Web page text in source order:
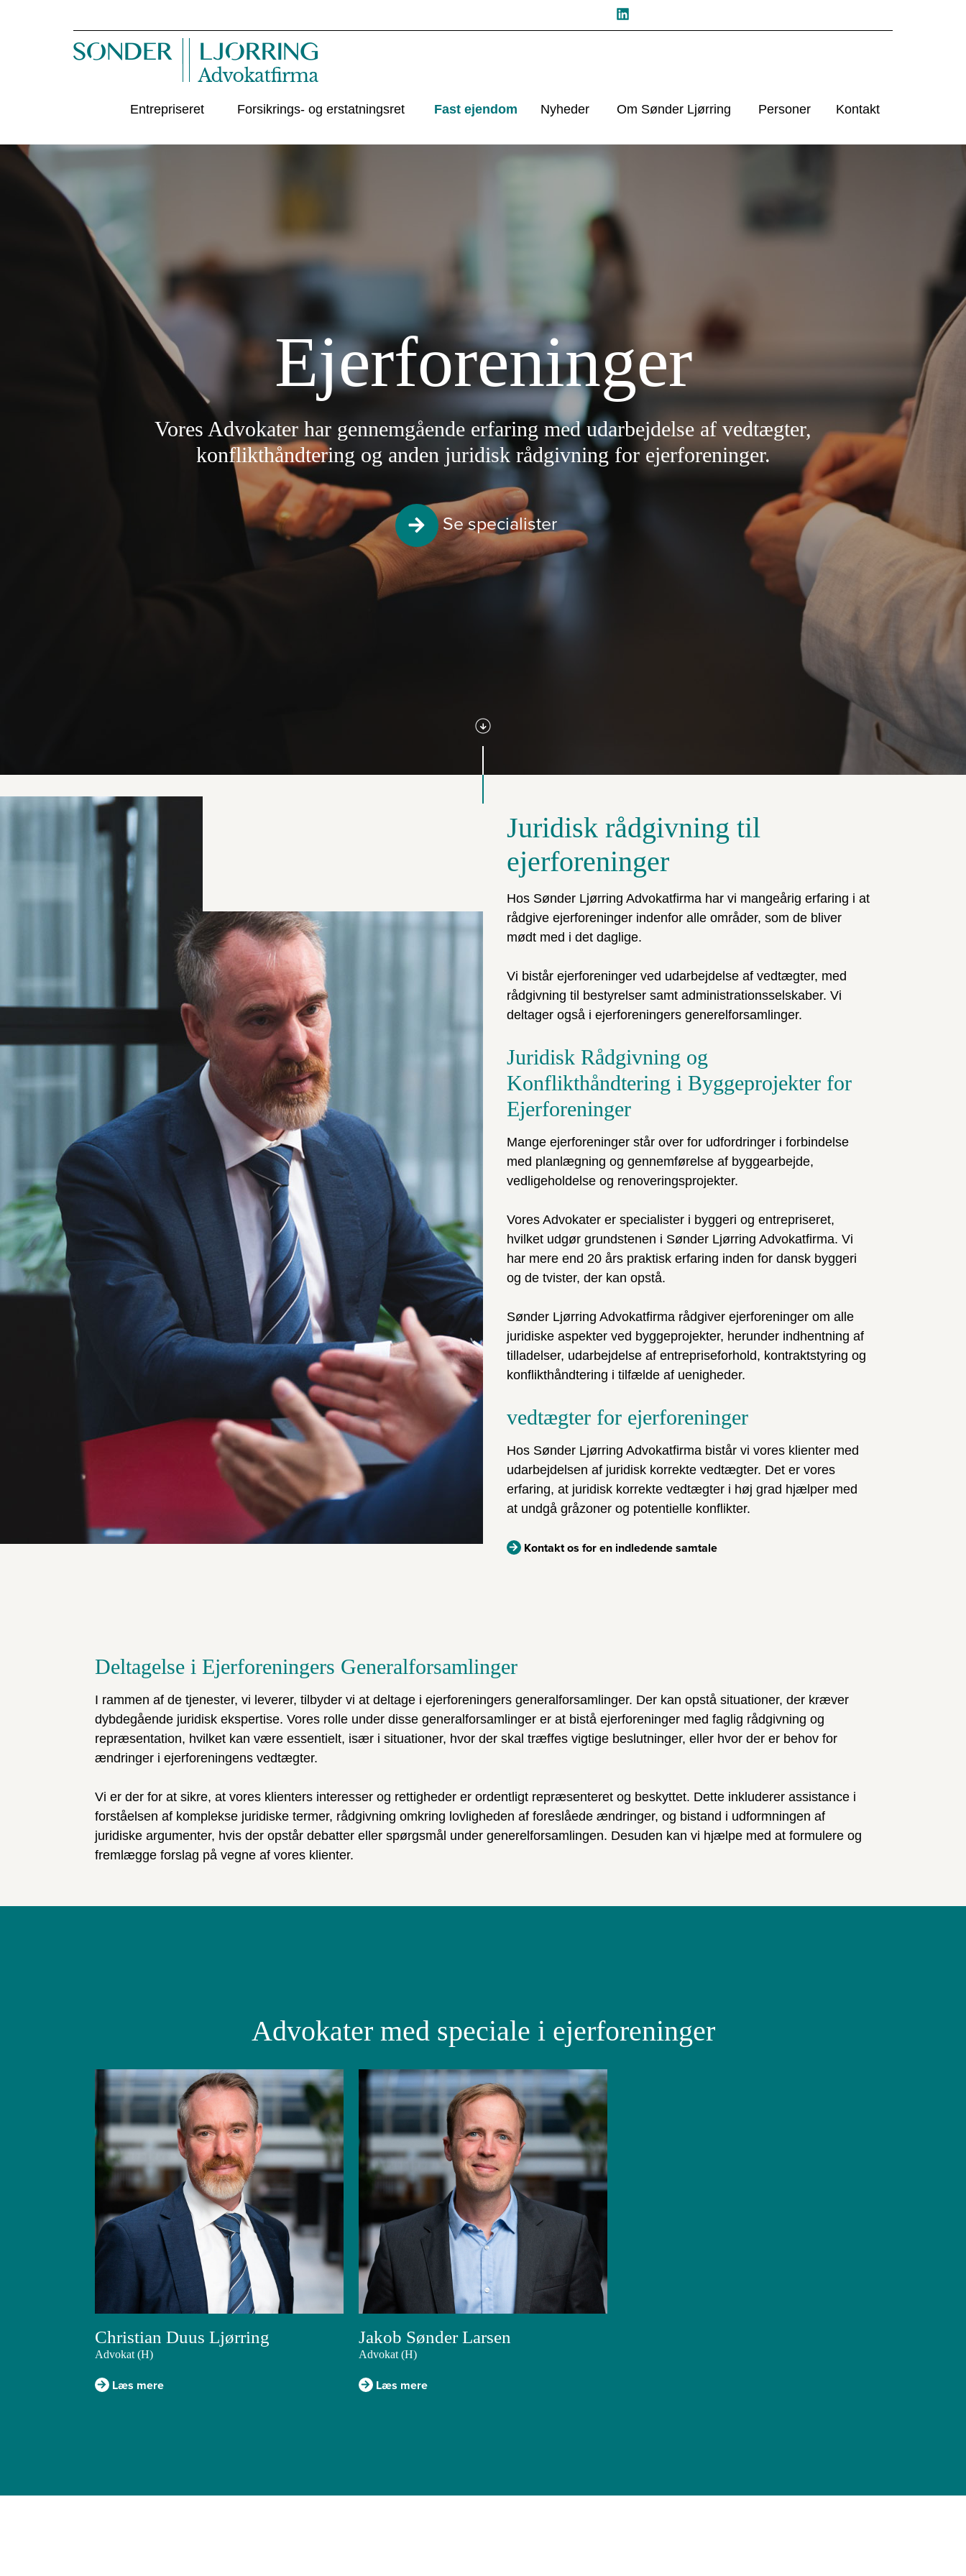
Entrepriseret Forsikrings- og erstatningsret Fast ejendom Nyheder Om Sønder Ljørring Personer Kontakt
Ejerforeninger
Vores Advokater har gennemgående erfaring med udarbejdelse af vedtægter,
konflikthåndtering og anden juridisk rådgivning for ejerforeninger.
Se specialister
Juridisk rådgivning til
ejerforeninger
Hos Sønder Ljørring Advokatfirma har vi mangeårig erfaring i at
rådgive ejerforeninger indenfor alle områder, som de bliver
mødt med i det daglige.
Vi bistår ejerforeninger ved udarbejdelse af vedtægter, med
rådgivning til bestyrelser samt administrationsselskaber. Vi
deltager også i ejerforeningers generelforsamlinger.
Juridisk Rådgivning og
Konflikthåndtering i Byggeprojekter for
Ejerforeninger
Mange ejerforeninger står over for udfordringer i forbindelse
med planlægning og gennemførelse af byggearbejde,
vedligeholdelse og renoveringsprojekter.
Vores Advokater er specialister i byggeri og entrepriseret,
hvilket udgør grundstenen i Sønder Ljørring Advokatfirma. Vi
har mere end 20 års praktisk erfaring inden for dansk byggeri
og de tvister, der kan opstå.
Sønder Ljørring Advokatfirma rådgiver ejerforeninger om alle
juridiske aspekter ved byggeprojekter, herunder indhentning af
tilladelser, udarbejdelse af entrepriseforhold, kontraktstyring og
konflikthåndtering i tilfælde af uenigheder.
vedtægter for ejerforeninger
Hos Sønder Ljørring Advokatfirma bistår vi vores klienter med
udarbejdelsen af juridisk korrekte vedtægter. Det er vores
erfaring, at juridisk korrekte vedtægter i høj grad hjælper med
at undgå gråzoner og potentielle konflikter.
Kontakt os for en indledende samtale
Deltagelse i Ejerforeningers Generalforsamlinger
I rammen af de tjenester, vi leverer, tilbyder vi at deltage i ejerforeningers generalforsamlinger. Der kan opstå situationer, der kræver
dybdegående juridisk ekspertise. Vores rolle under disse generalforsamlinger er at bistå ejerforeninger med faglig rådgivning og
repræsentation, hvilket kan være essentielt, især i situationer, hvor der skal træffes vigtige beslutninger, eller hvor der er behov for
ændringer i ejerforeningens vedtægter.
Vi er der for at sikre, at vores klienters interesser og rettigheder er ordentligt repræsenteret og beskyttet. Dette inkluderer assistance i
forståelsen af komplekse juridiske termer, rådgivning omkring lovligheden af foreslåede ændringer, og bistand i udformningen af
juridiske argumenter, hvis der opstår debatter eller spørgsmål under generelforsamlingen. Desuden kan vi hjælpe med at formulere og
fremlægge forslag på vegne af vores klienter.
Advokater med speciale i ejerforeninger
Christian Duus Ljørring
Advokat (H)
Læs mere
Jakob Sønder Larsen
Advokat (H)
Læs mere